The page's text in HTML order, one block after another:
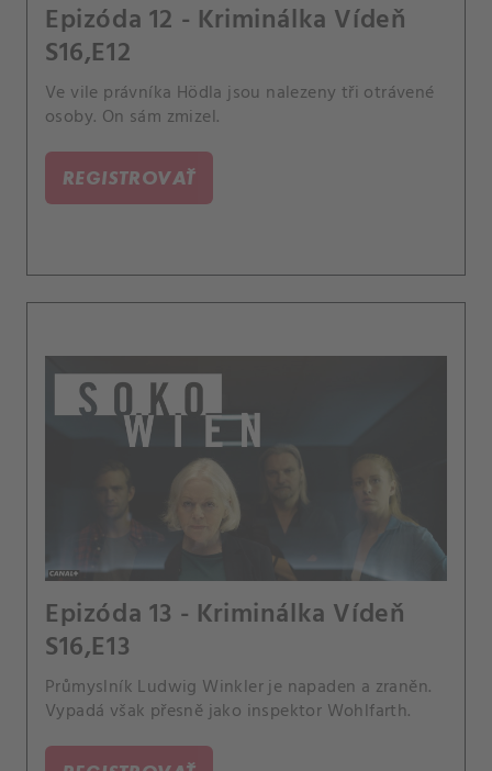
Epizóda 12 - Kriminálka Vídeň
S16,E12
Ve vile právníka Hödla jsou nalezeny tři otrávené
osoby. On sám zmizel.
REGISTROVAŤ
Epizóda 13 - Kriminálka Vídeň
S16,E13
Průmyslník Ludwig Winkler je napaden a zraněn.
Vypadá však přesně jako inspektor Wohlfarth.